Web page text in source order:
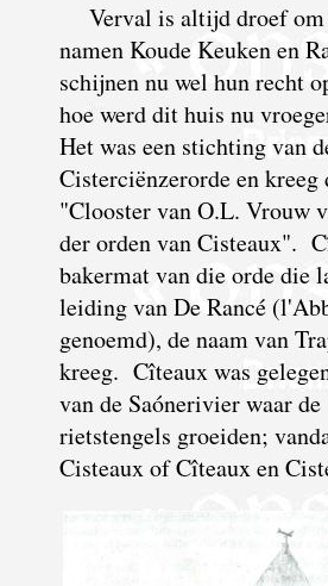
Verval is altijd droef
namen Koude Keuken en
schijnen nu wel hun recht
hoe werd dit huis nu
Het was een stichting van
Cisterciënzerorde en kreeg
"Clooster van O.L. Vrouw
der orden van Cisteaux".
bakermat van die orde die
leiding van De Rancé
genoemd), de naam van
kreeg. Cîteaux was
van de Saónerivier waar
rietstengels groeiden;
Cisteaux of Cîteaux en